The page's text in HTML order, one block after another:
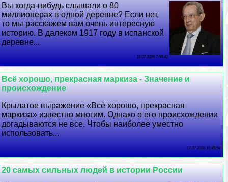
Вы когда-нибудь слышали о 80
миллионерах в одной деревне? Если нет,
то мы расскажем вам очень интересную
историю. В далеком 1917 году в испанской
деревне...
18 07 2026 7:56:42
Всё хорошо, прекрасная маркиза - Значение и
происхождение
Крылатое выражение «Всё хорошо, прекрасная
маркиза» известно многим. Однако о его происхождении
догадываются не все. Чтобы наиболее уместно
использовать...
17 07 2026 16:45:54
20 самых сильных людей в истории России